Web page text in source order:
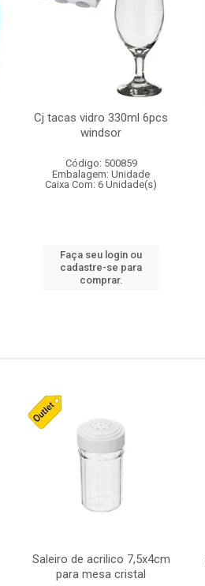
Cj tacas vidro 330ml 6pcs
windsor
Código: 500859
Embalagem: Unidade
Caixa Com: 6 Unidade(s)
Faça seu login ou
cadastre-se para
comprar.
Saleiro de acrilico 7,5x4cm
para mesa cristal